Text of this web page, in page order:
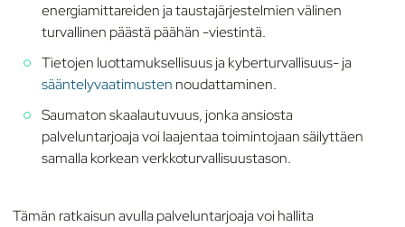
energiamittareiden ja taustajärjestelmien välinen
turvallinen päästä päähän -viestintä.
Tietojen luottamuksellisuus ja kyberturvallisuus- ja
sääntelyvaatimusten noudattaminen.
Saumaton skaalautuvuus, jonka ansiosta
palveluntarjoaja voi laajentaa toimintojaan säilyttäen
samalla korkean verkkoturvallisuustason.
Tämän ratkaisun avulla palveluntarjoaja voi hallita